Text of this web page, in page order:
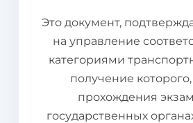
Это документ,
на управление
категориями
получение
прохождения
государственных